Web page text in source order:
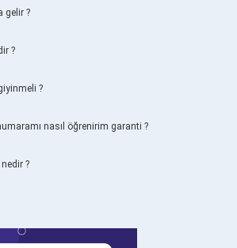
gelir ?
?
?
nasıl öğrenirim garanti ?
?